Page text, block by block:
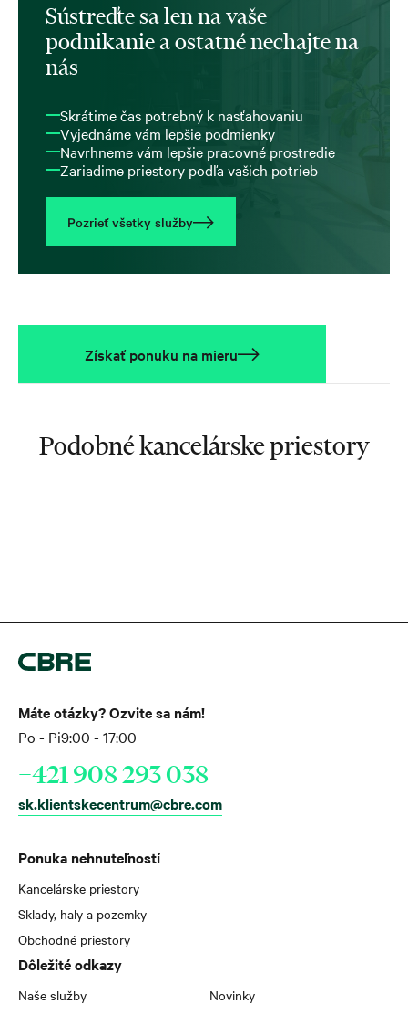
Sústreďte sa len na vaše
podnikanie a ostatné nechajte na
nás
Skrátime čas potrebný k nasťahovaniu
Vyjednáme vám lepšie podmienky
Navrhneme vám lepšie pracovné prostredie
Zariadime priestory podľa vašich potrieb
Pozrieť všetky služby
Získať ponuku na mieru
Podobné kancelárske priestory
Ponuka nehnuteľností
Kancelárske priestory
Sklady, haly a pozemky
Obchodné priestory
Dôležité odkazy
Naše služby
Novinky
Máte otázky? Ozvite sa nám!
Po - Pi9:00 - 17:00
+421 908 293 038
sk.klientskecentrum@cbre.com